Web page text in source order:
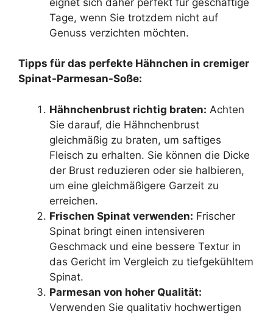
Tage, wenn Sie trotzdem nicht auf
Genuss verzichten möchten.
Tipps für das perfekte Hähnchen in cremiger
Spinat-Parmesan-Soße:
Hähnchenbrust richtig braten: Achten
Sie darauf, die Hähnchenbrust
gleichmäßig zu braten, um saftiges
Fleisch zu erhalten. Sie können die Dicke
der Brust reduzieren oder sie halbieren,
um eine gleichmäßigere Garzeit zu
erreichen.
Frischen Spinat verwenden: Frischer
Spinat bringt einen intensiveren
Geschmack und eine bessere Textur in
das Gericht im Vergleich zu tiefgekühltem
Spinat.
Parmesan von hoher Qualität:
Verwenden Sie qualitativ hochwertigen